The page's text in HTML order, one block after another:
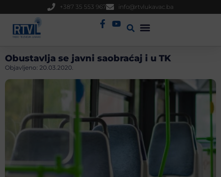
+387 35 553 967 info@rtvlukavac.ba
Obustavlja se javni saobraćaj i u TK
Objavljeno: 20.03.2020.